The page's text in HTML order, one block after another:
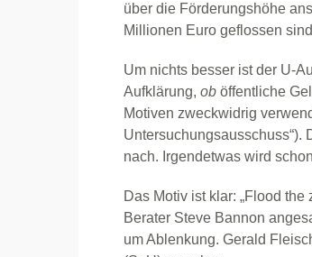
über die Förderungshöhe
Millionen Euro geflossen
Um nichts besser ist der U-
Aufklärung, ob öffentliche
Motiven zweckwidrig
Untersuchungsausschuss“).
nach. Irgendetwas wird
Das Motiv ist klar: „Flood
Berater Steve Bannon
um Ablenkung. Gerald